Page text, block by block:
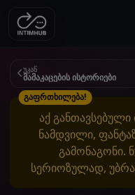
უკან
მამაკაცების ისტორიები
გაფრთხილება!
აქ
ნამდვილი,
გამონაგონი.
სერიოზულად,